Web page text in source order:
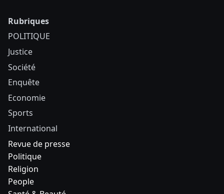
Rubriques
POLITIQUE
Justice
Société
Enquête
Economie
Sports
International
Revue de presse
Politique
Religion
People